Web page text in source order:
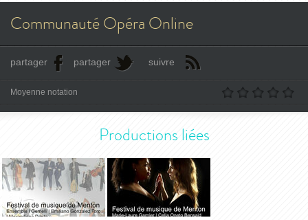
Communauté Opéra Online
partager partager suivre
Moyenne notation
Productions liées